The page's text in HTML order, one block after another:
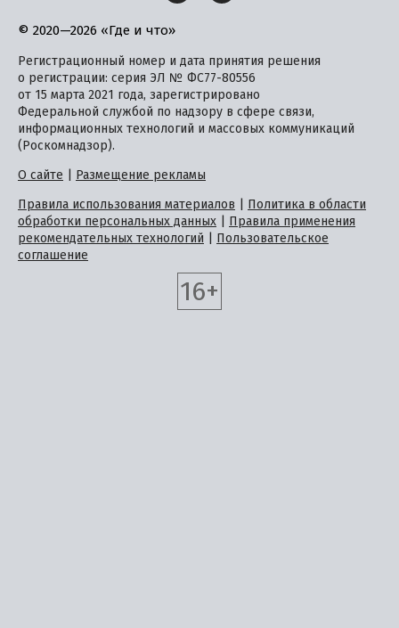
© 2020—2026 «Где и что»
Регистрационный номер и дата принятия решения
о регистрации: серия ЭЛ № ФС77-80556
от 15 марта 2021 года, зарегистрировано
Федеральной службой по надзору в сфере связи,
информационных технологий и массовых коммуникаций
(Роскомнадзор).
О сайте
Размещение рекламы
Правила использования материалов
Политика в области
обработки персональных данных
Правила применения
рекомендательных технологий
Пользовательское
соглашение
16+